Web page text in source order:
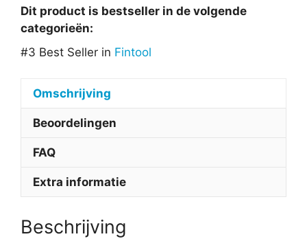
Dit product is bestseller in de volgende
categorieën:
#3 Best Seller in Fintool
Omschrijving
Beoordelingen
FAQ
Extra informatie
Beschrijving